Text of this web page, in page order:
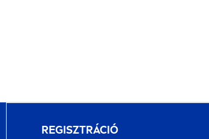
REGISZTRÁCIÓ